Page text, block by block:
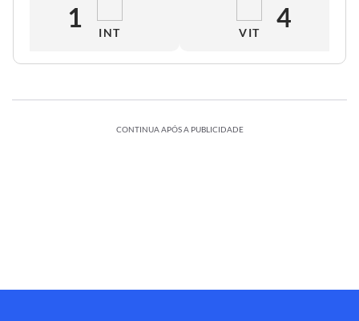
1 INT VIT 4
CONTINUA APÓS A PUBLICIDADE